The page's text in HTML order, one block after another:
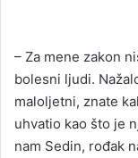
– Za mene zakon
bolesni ljudi.
maloljetni, znate
uhvatio kao što je
nam Sedin, rođak